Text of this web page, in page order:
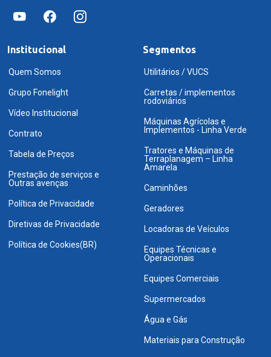
Institucional
Quem Somos
Grupo Fonelight
Vídeo Institucional
Contrato
Tabela de Preços
Prestação de serviços e
Outras avenças
Política de Privacidade
Diretivas de Privacidade
Política de Cookies(BR)
Segmentos
Utilitários / VUCS
Carretas / implementos
rodoviários
Máquinas Agrícolas e
Implementos - Linha Verde
Tratores e Máquinas de
Terraplanagem – Linha
Amarela
Caminhões
Geradores
Locadoras de Veículos
Equipes Técnicas e
Operacionais
Equipes Comerciais
Supermercados
Água e Gás
Materiais para Construção